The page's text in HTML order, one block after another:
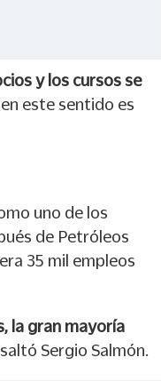
y los cursos se
este sentido es
uno de los
de Petróleos
35 mil empleos
la gran mayoría
Sergio Salmón.